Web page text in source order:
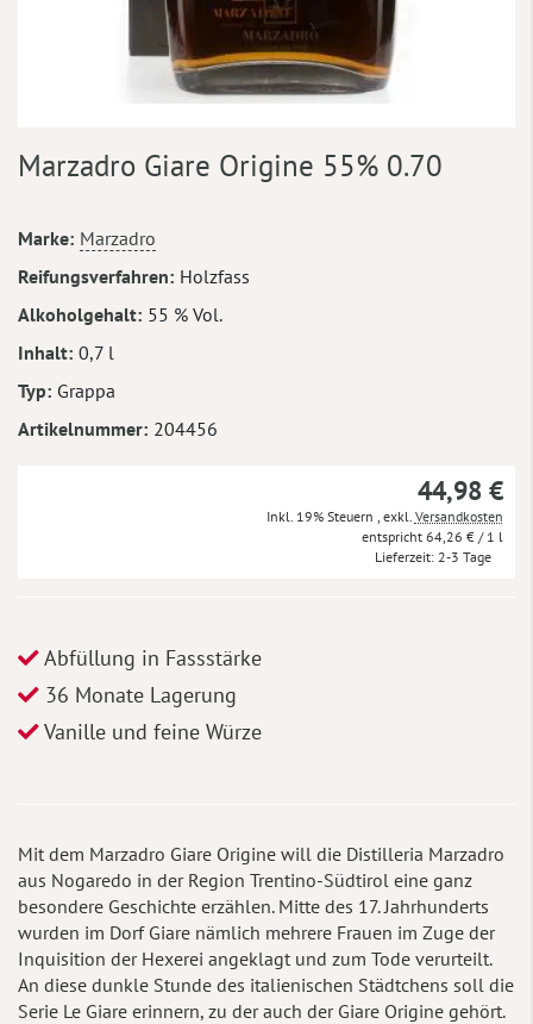
Anfang
springen
Marzadro Giare Origine 55% 0.70
Mehr
Informationen
Marke Marzadro
Reifungsverfahren Holzfass
Alkoholgehalt 55 % Vol.
Inhalt 0,7 l
Typ Grappa
Artikelnummer 204456
44,98 €
Inkl. 19% Steuern exkl. Versandkosten
64,26 € / 1 l
Lieferzeit 2-3 Tage
Abfüllung in Fassstärke
36 Monate Lagerung
Vanille und feine Würze
Mit dem Marzadro Giare Origine will die Distilleria Marzadro
aus Nogaredo in der Region Trentino-Südtirol eine ganz
besondere Geschichte erzählen. Mitte des 17. Jahrhunderts
wurden im Dorf Giare nämlich mehrere Frauen im Zuge der
Inquisition der Hexerei angeklagt und zum Tode verurteilt.
An diese dunkle Stunde des italienischen Städtchens soll die
Serie Le Giare erinnern, zu der auch der Giare Origine gehört.